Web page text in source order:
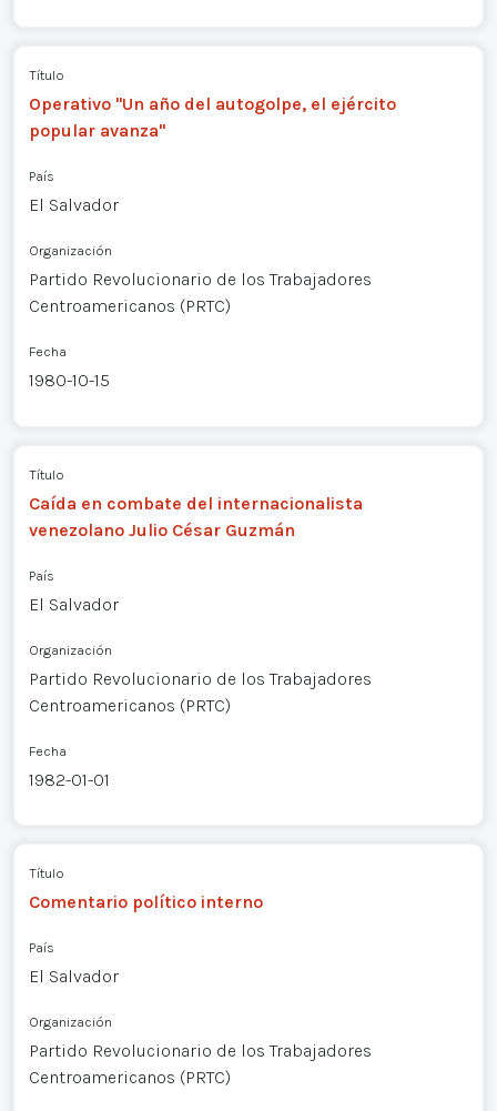
Título
Operativo "Un año del autogolpe, el ejército
popular avanza"
País
El Salvador
Organización
Partido Revolucionario de los Trabajadores
Centroamericanos (PRTC)
Fecha
1980-10-15
Título
Caída en combate del internacionalista
venezolano Julio César Guzmán
País
El Salvador
Organización
Partido Revolucionario de los Trabajadores
Centroamericanos (PRTC)
Fecha
1982-01-01
Título
Comentario político interno
País
El Salvador
Organización
Partido Revolucionario de los Trabajadores
Centroamericanos (PRTC)